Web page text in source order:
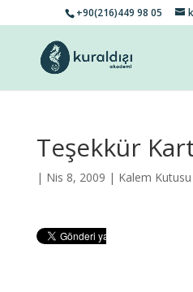
+90(216)449 98 05
Teşekkür
| Nis 8, 2009 | Kalem Kutusu